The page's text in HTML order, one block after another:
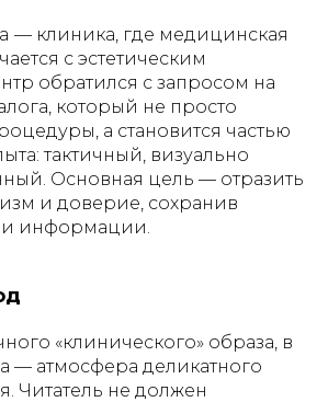
— клиника, где медицинская
с эстетическим
обратился с запросом на
который не просто
а становится частью
тактичный, визуально
Основная цель — отразить
и доверие, сохранив
информации.
«клинического» образа, в
— атмосфера деликатного
Читатель не должен